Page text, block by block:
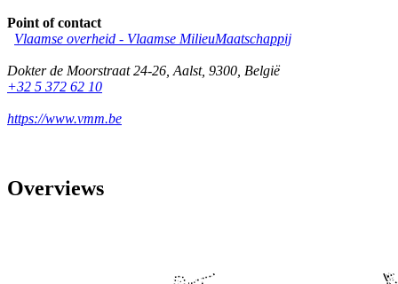
Point of contact
Vlaamse overheid - Vlaamse MilieuMaatschappij
Dokter de Moorstraat 24-26 Aalst, 9300 België
+32 5 372 62 10
https://www.vmm.be
Overviews